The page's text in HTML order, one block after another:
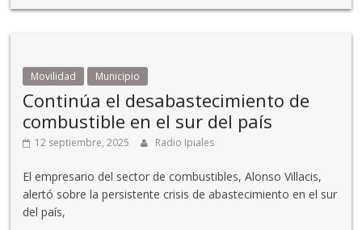
Movilidad Municipio
Continúa el desabastecimiento de
combustible en el sur del país
12 septiembre, 2025 Radio Ipiales
El empresario del sector de combustibles, Alonso Villacis,
alertó sobre la persistente crisis de abastecimiento en el sur
del país,